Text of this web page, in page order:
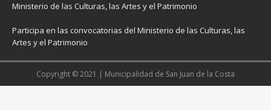
Ministerio de las Culturas, las Artes y el Patrimonio
Participa en las convocatorias del Ministerio de las Culturas, las
Artes y el Patrimonio
Copyright © 2021 | Municipalidad de San Juan de la Costa